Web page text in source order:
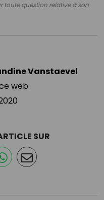
toute question relative à son
Vanstaevel
web
SUR